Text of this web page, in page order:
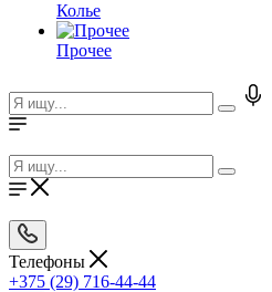
Колье
Прочее
Телефоны
+375 (29) 716-44-44